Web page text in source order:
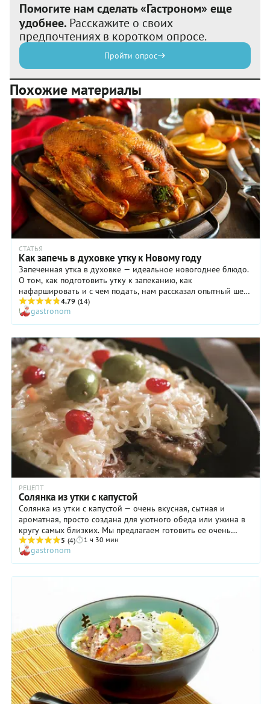
Помогите нам сделать «Гастроном» еще
удобнее. Расскажите о своих
предпочтениях в коротком опросе.
Пройти опрос
Похожие материалы
СТАТЬЯ
Как запечь в духовке утку к Новому году
Запеченная утка в духовке — идеальное новогоднее блюдо.
О том, как подготовить утку к запеканию, как
нафаршировать и с чем подать, нам рассказал опытный шеф-
повар Дмитрий Зотов.
4.79 (14)
gastronom
РЕЦЕПТ
Солянка из утки с капустой
Солянка из утки с капустой — очень вкусная, сытная и
ароматная, просто создана для уютного обеда или ужина в
кругу самых близких. Мы предлагаем готовить ее очень
основательно, вдумчиво, начиная с бульона из этой птицы.
Идея хороша еще и тем, что в дело пойдет вся тушка! Ножки
и грудку мы обжарим отдельно, а из оставшейся части
сварим тот самый бульон. Успех блюда во многом зависит от
самую лучшую. Ну а о том, как именно приготовить солянку
из утки, вы узнаете в нашем подробном рецепте.
5 (4) 1 ч 30 мин
gastronom